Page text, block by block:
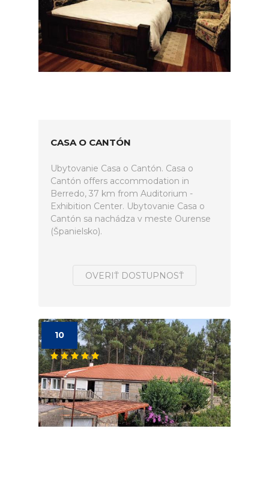
CASA O CANTÓN
Ubytovanie Casa o Cantón. Casa o
Cantón offers accommodation in
Berredo, 37 km from Auditorium -
Exhibition Center. Ubytovanie Casa o
Cantón sa nachádza v meste Ourense
(Španielsko).
OVERIŤ DOSTUPNOSŤ
10